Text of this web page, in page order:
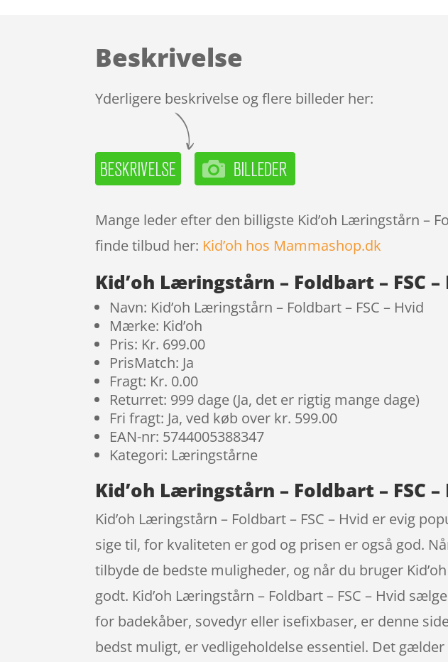
Beskrivelse
Yderligere beskrivelse og flere billeder her:
Mange leder efter den billigste Kid’oh Læringstårn –
finde tilbud her: Kid’oh hos Mammashop.dk
Kid’oh Læringstårn – Foldbart – FSC
Navn: Kid’oh Læringstårn – Foldbart – FSC – Hvid
Mærke: Kid’oh
Pris: Kr. 699.00
PrisMatch: Ja
Fragt: Kr. 0.00
Returret: 999 dage (Ja, det er rigtig mange dage)
Fri fragt: Ja, ved køb over kr. 599.00
EAN-nr: 5744005388347
Kategori: Læringstårne
Kid’oh Læringstårn – Foldbart – FSC
Kid’oh Læringstårn – Foldbart – FSC – Hvid er evig
sige til, for kvaliteten er god og prisen er også god.
tilbyde de bedste muligheder, og når du bruger
godt. Kid’oh Læringstårn – Foldbart – FSC – Hvid
for badekåber, sovedyr eller isefixbaser, er denne
bedst muligt, er vedligeholdelse essentiel. Det